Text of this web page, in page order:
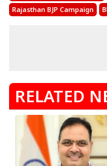
Rajasthan BJP Campaign
RELATED
बड़ी डील हाथ लग सकती